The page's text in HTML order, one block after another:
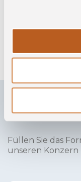
Kontaktieren
Füllen Sie das
unseren